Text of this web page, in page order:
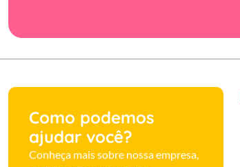
Como podemos
ajudar você?
Conheça mais sobre nossa empresa,